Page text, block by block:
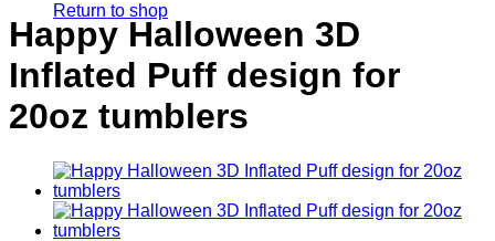
Return to shop
Happy Halloween 3D
Inflated Puff design for
20oz tumblers